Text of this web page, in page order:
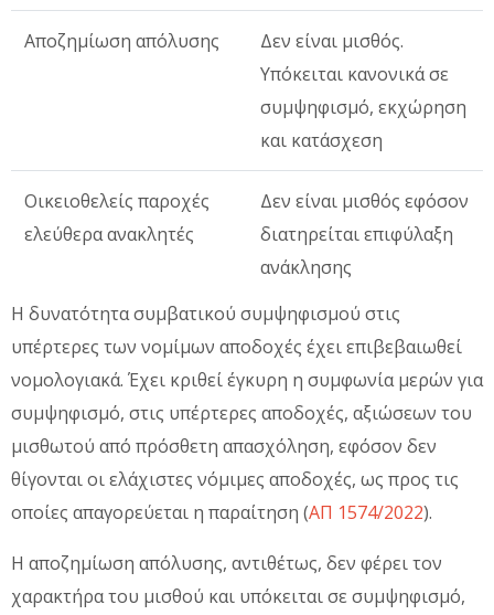
Αποζημίωση απόλυσης
Δεν είναι μισθός.
Υπόκειται κανονικά σε
συμψηφισμό, εκχώρηση
και κατάσχεση
Οικειοθελείς παροχές
ελεύθερα ανακλητές
Δεν είναι μισθός εφόσον
διατηρείται επιφύλαξη
ανάκλησης
Η δυνατότητα συμβατικού συμψηφισμού στις
υπέρτερες των νομίμων αποδοχές έχει επιβεβαιωθεί
νομολογιακά. Έχει κριθεί έγκυρη η συμφωνία μερών για
συμψηφισμό, στις υπέρτερες αποδοχές, αξιώσεων του
μισθωτού από πρόσθετη απασχόληση, εφόσον δεν
θίγονται οι ελάχιστες νόμιμες αποδοχές, ως προς τις
οποίες απαγορεύεται η παραίτηση (ΑΠ 1574/2022).
Η αποζημίωση απόλυσης, αντιθέτως, δεν φέρει τον
χαρακτήρα του μισθού και υπόκειται σε συμψηφισμό,